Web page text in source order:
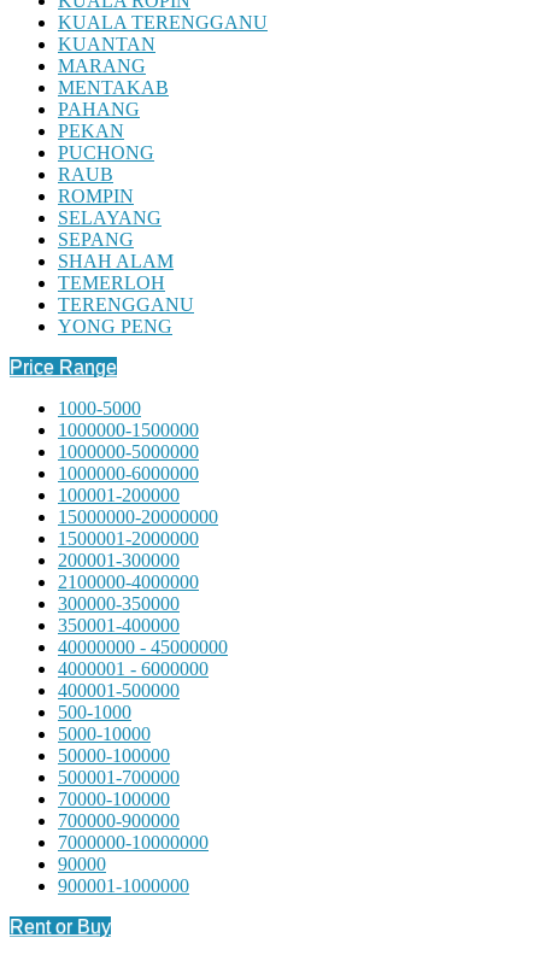
KUALA TERENGGANU
KUANTAN
MARANG
MENTAKAB
PAHANG
PEKAN
PUCHONG
RAUB
ROMPIN
SELAYANG
SEPANG
SHAH ALAM
TEMERLOH
TERENGGANU
YONG PENG
Price Range
1000-5000
1000000-1500000
1000000-5000000
1000000-6000000
100001-200000
15000000-20000000
1500001-2000000
200001-300000
2100000-4000000
300000-350000
350001-400000
40000000 - 45000000
4000001 - 6000000
400001-500000
500-1000
5000-10000
50000-100000
500001-700000
70000-100000
700000-900000
7000000-10000000
90000
900001-1000000
Rent or Buy